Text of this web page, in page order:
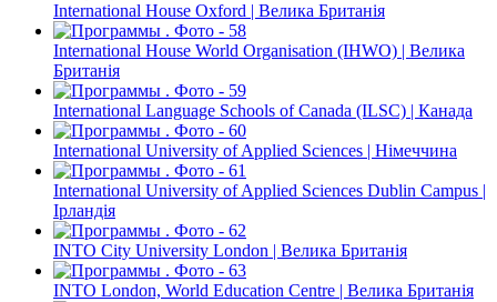
International House Oxford | Велика Британія
International House World Organisation (IHWO) | Велика
Британія
International Language Schools of Canada (ILSC) | Канада
International University of Applied Sciences | Німеччина
International University of Applied Sciences Dublin Campus |
Ірландія
INTO City University London | Велика Британія
INTO London, World Education Centre | Велика Британія